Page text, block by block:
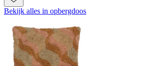
Bekijk alles in opbergdoos